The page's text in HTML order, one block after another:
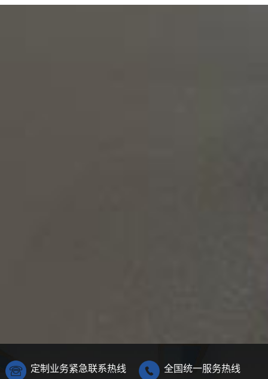
定制业务紧急联系热线 全国统一服务热线